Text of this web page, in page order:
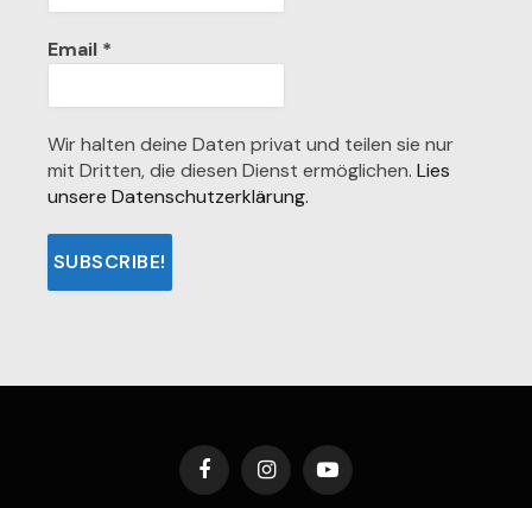
Email *
Wir halten deine Daten privat und teilen sie nur
mit Dritten, die diesen Dienst ermöglichen. Lies
unsere Datenschutzerklärung.
FacebookInstagramYouTube